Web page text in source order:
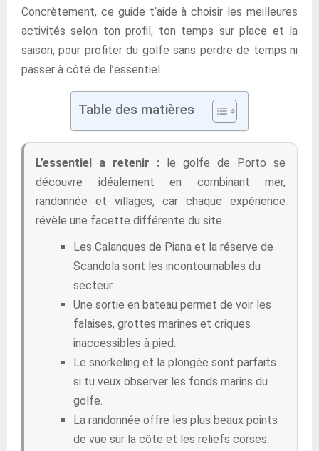
Concrètement, ce guide t’aide à choisir les meilleures
activités selon ton profil, ton temps sur place et la
saison, pour profiter du golfe sans perdre de temps ni
passer à côté de l’essentiel.
Table des matières
L’essentiel a retenir : le golfe de Porto se
découvre idéalement en combinant mer,
randonnée et villages, car chaque expérience
révèle une facette différente du site.
Les Calanques de Piana et la réserve de
Scandola sont les incontournables du
secteur.
Une sortie en bateau permet de voir les
falaises, grottes marines et criques
inaccessibles à pied.
Le snorkeling et la plongée sont parfaits
si tu veux observer les fonds marins du
golfe.
La randonnée offre les plus beaux points
de vue sur la côte et les reliefs corses.